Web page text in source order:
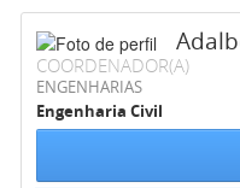
COORDENADOR(A)
ENGENHARIAS
Engenharia Civil